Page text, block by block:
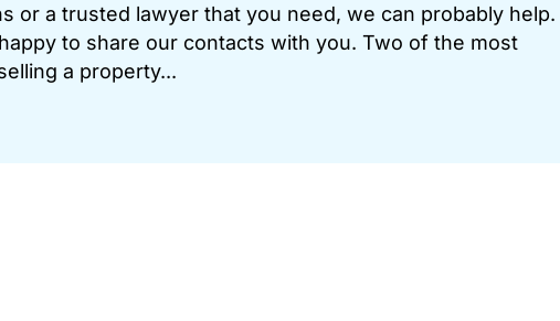
or a trusted lawyer that you need, we can probably help.
to share our contacts with you. Two of the most
a property...